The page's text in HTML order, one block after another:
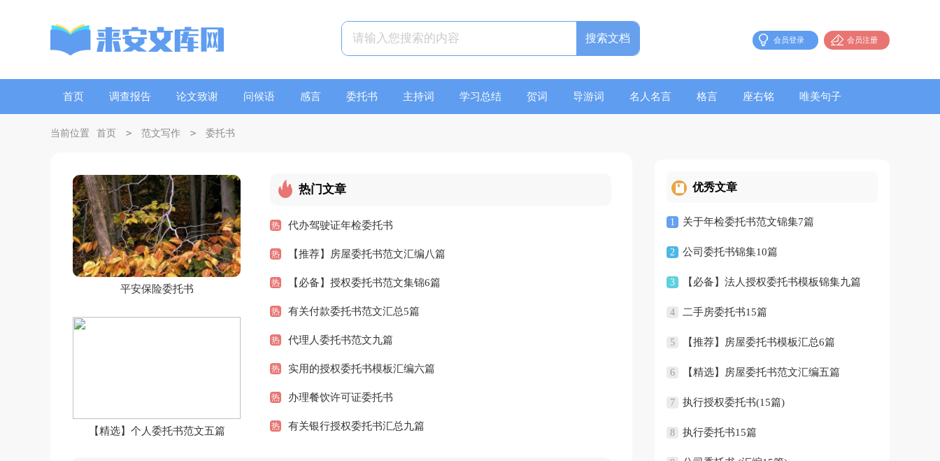
会员登录 会员注册
首页 调查报告 论文致谢 问候语 感言 委托书 主持词 学习总结 贺词 导游词 名人名言 格言 座右铭 唯美句子
当前位置 首页 > 范文写作 > 委托书
平安保险委托书
【精选】个人委托书范文五篇
热门文章
热 代办驾驶证年检委托书
热 【推荐】房屋委托书范文汇编八篇
热 【必备】授权委托书范文集锦6篇
热 有关付款委托书范文汇总5篇
热 代理人委托书范文九篇
热 实用的授权委托书模板汇编六篇
热 办理餐饮许可证委托书
热 有关银行授权委托书汇总九篇
优秀文章
1 关于年检委托书范文锦集7篇
2 公司委托书锦集10篇
3 【必备】法人授权委托书模板锦集九篇
4 二手房委托书15篇
5 【推荐】房屋委托书模板汇总6篇
6 【精选】房屋委托书范文汇编五篇
7 执行授权委托书(15篇)
8 执行委托书15篇